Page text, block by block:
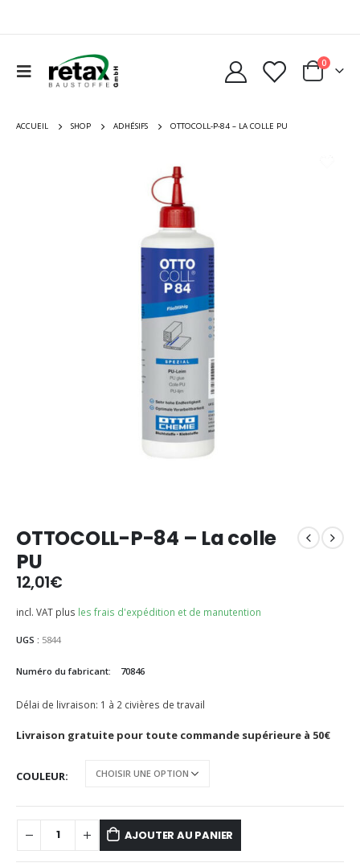
0
ACCUEIL SHOP ADHÉSIFS OTTOCOLL-P-84 – LA COLLE PU
OTTOCOLL-P-84 – La colle
PU
12,01€
incl. VAT plus les frais d'expédition et de manutention
UGS : 5844
Numéro du fabricant: 70846
Délai de livraison: 1 à 2 civières de travail
Livraison gratuite pour toute commande supérieure à 50€
COULEUR
AJOUTER AU PANIER